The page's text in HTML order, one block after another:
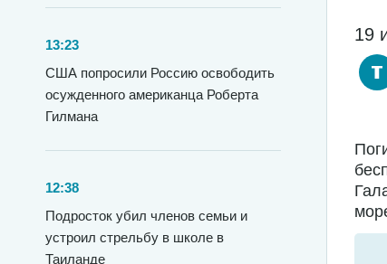
13:23
США попросили Россию освободить
осужденного американца Роберта
Гилмана
12:38
Подросток убил членов семьи и
устроил стрельбу в школе в
Таиланде
19